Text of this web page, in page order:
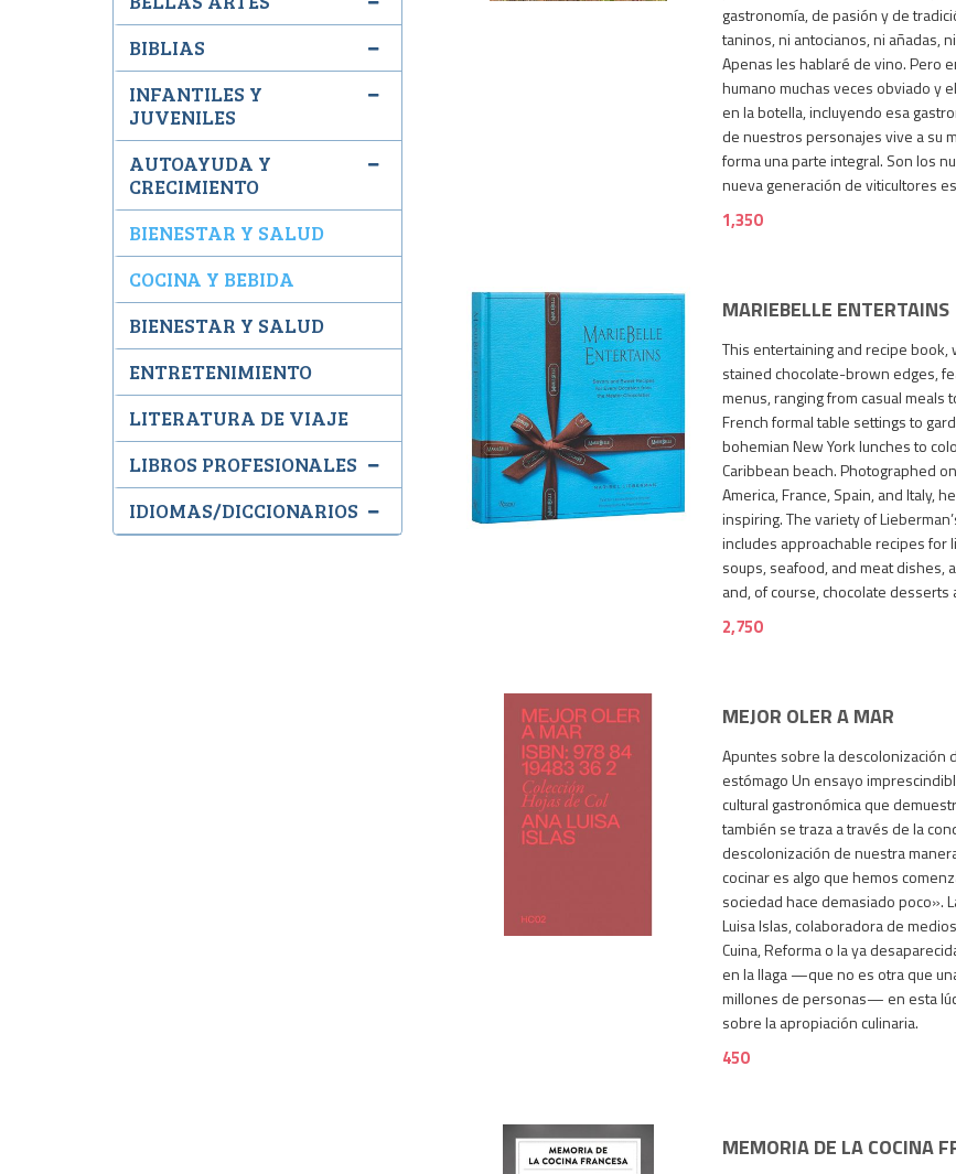
gastronomía, de pasión y de
taninos, ni antocianos, ni añadas,
Apenas les hablaré de vino. Pero
humano muchas veces obviado y
en la botella, incluyendo esa
de nuestros personajes vive a su
forma una parte integral. Son los
nueva generación de viticultores
1,350
2,750
MARIEBELLE ENTERTAINS
This entertaining and recipe book,
stained chocolate-brown edges,
menus, ranging from casual meals
French formal table settings to
bohemian New York lunches to
Caribbean beach. Photographed
America, France, Spain, and Italy,
inspiring. The variety of
includes approachable recipes for
soups, seafood, and meat dishes,
and, of course, chocolate desserts
2,750
450
MEJOR OLER A MAR
Apuntes sobre la descolonización
estómago Un ensayo
cultural gastronómica que
también se traza a través de la
descolonización de nuestra
cocinar es algo que hemos
sociedad hace demasiado poco».
Luisa Islas, colaboradora de
Cuina, Reforma o la ya
en la llaga —que no es otra que
millones de personas— en esta
sobre la apropiación culinaria.
450
MEMORIA DE LA COCINA
BIBLIAS
INFANTILES Y
JUVENILES
AUTOAYUDA Y
CRECIMIENTO
BIENESTAR Y SALUD
COCINA Y BEBIDA
BIENESTAR Y SALUD
ENTRETENIMIENTO
LITERATURA DE VIAJE
LIBROS PROFESIONALES
IDIOMAS/DICCIONARIOS